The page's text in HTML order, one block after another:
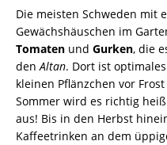
Die meisten Schweden mit
Gewächshäuschen im
Tomaten und Gurken, die
denAltan. Dort ist
kleinen Pflänzchen vor
Sommer wird es richtig
aus! Bis in den Herbst
Kaffeetrinken an dem